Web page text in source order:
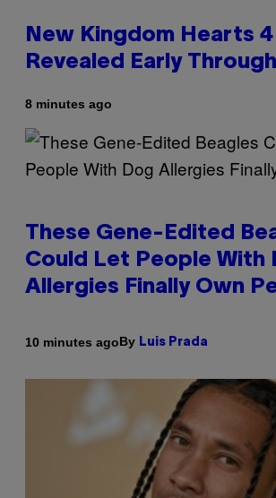
New Kingdom Hearts
Revealed Early
8 minutes ago
These Gene-Edited
Could Let People With
Allergies Finally Own
10 minutes agoBy Luis Prada